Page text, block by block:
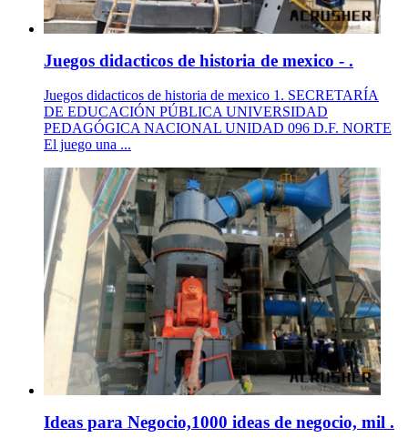
Juegos didacticos de historia de mexico - .
Juegos didacticos de historia de mexico 1. SECRETARÍA
DE EDUCACIÓN PÚBLICA UNIVERSIDAD
PEDAGÓGICA NACIONAL UNIDAD 096 D.F. NORTE
El juego una ...
Ideas para Negocio,1000 ideas de negocio, mil .